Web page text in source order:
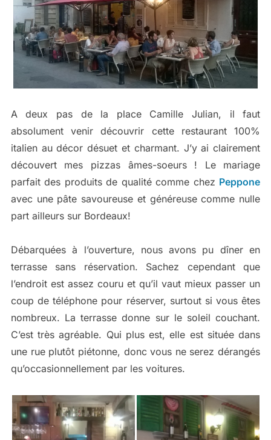
A deux pas de la place Camille Julian, il faut
absolument venir découvrir cette restaurant 100%
italien au décor désuet et charmant. J’y ai clairement
découvert mes pizzas âmes-soeurs ! Le mariage
parfait des produits de qualité comme chez Peppone
avec une pâte savoureuse et généreuse comme nulle
part ailleurs sur Bordeaux!
Débarquées à l’ouverture, nous avons pu dîner en
terrasse sans réservation. Sachez cependant que
l’endroit est assez couru et qu’il vaut mieux passer un
coup de téléphone pour réserver, surtout si vous êtes
nombreux. La terrasse donne sur le soleil couchant.
C’est très agréable. Qui plus est, elle est située dans
une rue plutôt piétonne, donc vous ne serez dérangés
qu’occasionnellement par les voitures.